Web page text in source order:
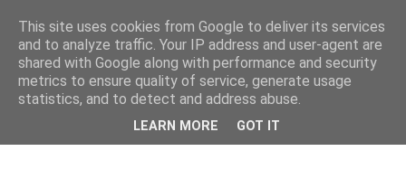
Σύλλογος Ιπποκράτειος
This site uses cookies from Google to deliver its services
and to analyze traffic. Your IP address and user-agent are
shared with Google along with performance and security
metrics to ensure quality of service, generate usage
statistics, and to detect and address abuse.
LEARN MORE GOT IT